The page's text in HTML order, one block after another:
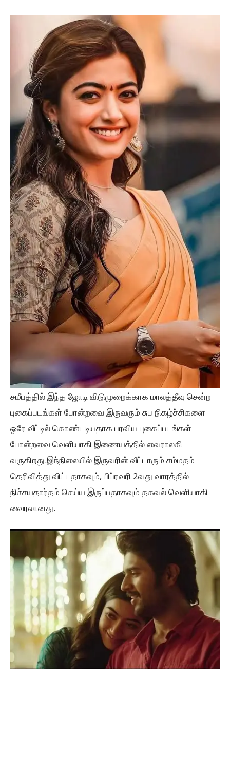
சமீபத்தில் இந்த ஜோடி விடுமுறைக்காக மாலத்தீவு சென்ற
புகைப்படங்கள் போன்றவை இருவரும் சுப நிகழ்ச்சிகளை
ஒரே வீட்டில் கொண்டடியதாக பரவிய புகைப்படங்கள்
போன்றவை வெளியாகி இணையத்தில் வைராலகி
வருகிறது.இந்நிலையில் இருவரின் வீட்டாரும் சம்மதம்
தெரிவித்து விட்டதாகவும், பிப்ரவரி 2வது வாரத்தில்
நிச்சயதார்தம் செய்ய இருப்பதாகவும் தகவல் வெளியாகி
வைரலானது.